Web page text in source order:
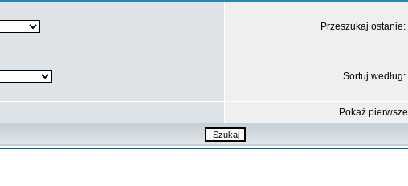
Przeszukaj ostanie:
Sortuj według:
Pokaż pierwsze